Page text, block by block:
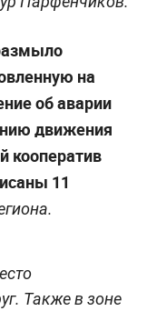
на
об аварии
движения
кооператив
11
Также в зоне